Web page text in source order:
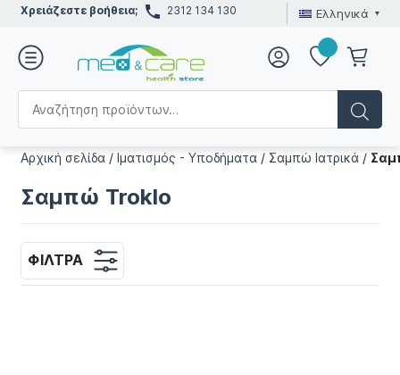
Χρειάζεστε βοήθεια; 2312 134 130 Ελληνικά
Αρχική σελίδα /Ιματισμός - Υποδήματα / Σαμπώ Ιατρικά /
Σαμπώ Troklo
ΦΊΛΤΡΑ